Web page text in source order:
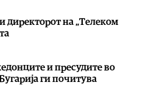
директорот на „Телеком
и пресудите во
ги почитува